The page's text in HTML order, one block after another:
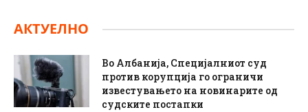
АКТУЕЛНО
Во Албанија, Специјалниот суд
против корупција го ограничи
известувањето на новинарите од
судските постапки